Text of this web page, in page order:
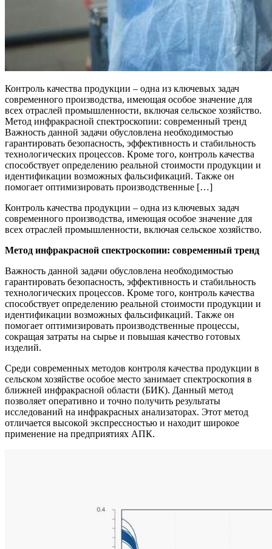
Контроль качества продукции – одна из ключевых задач
современного производства, имеющая особое значение для
всех отраслей промышленности, включая сельское хозяйство.
Метод инфракрасной спектроскопии: современный тренд
Важность данной задачи обусловлена необходимостью
гарантировать безопасность, эффективность и стабильность
технологических процессов. Кроме того, контроль качества
способствует определению реальной стоимости продукции и
идентификации возможных фальсификаций. Также он
помогает оптимизировать производственные […]
Контроль качества продукции – одна из ключевых задач
современного производства, имеющая особое значение для
всех отраслей промышленности, включая сельское хозяйство.
Метод инфракрасной спектроскопии: современный тренд
Важность данной задачи обусловлена необходимостью
гарантировать безопасность, эффективность и стабильность
технологических процессов. Кроме того, контроль качества
способствует определению реальной стоимости продукции и
идентификации возможных фальсификаций. Также он
помогает оптимизировать производственные процессы,
сокращая затраты на сырье и повышая качество готовых
изделий.
Среди современных методов контроля качества продукции в
сельском хозяйстве особое место занимает спектроскопия в
ближней инфракрасной области (БИК). Данный метод
позволяет оперативно и точно получить результаты
исследований на инфракрасных анализаторах. Этот метод
отличается высокой экспрессностью и находит широкое
применение на предприятиях АПК.